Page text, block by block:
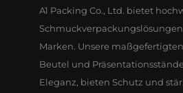
A1 Packing Co., Ltd. bietet
Marken. Unsere
Beutel und
Eleganz, bieten Schutz und